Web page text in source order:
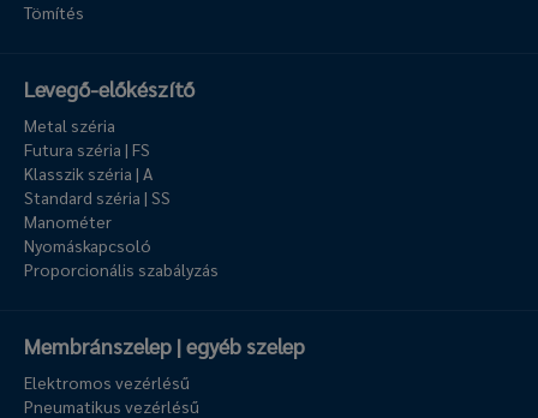
Tömítés
Levegő-előkészítő
Metal széria
Futura széria | FS
Klasszik széria | A
Standard széria | SS
Manométer
Nyomáskapcsoló
Proporcionális szabályzás
Membránszelep | egyéb szelep
Elektromos vezérlésű
Pneumatikus vezérlésű